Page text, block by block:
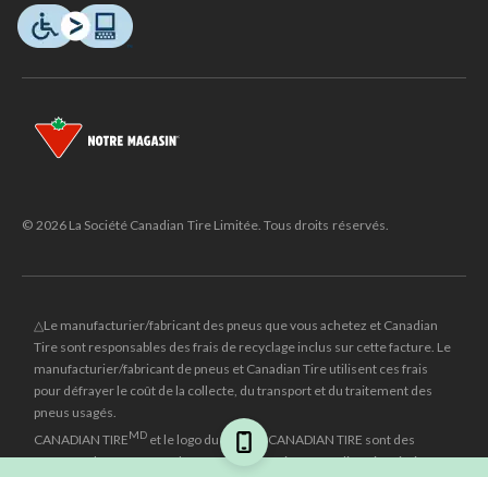
© 2026 La Société Canadian Tire Limitée. Tous droits réservés.
△Le manufacturier/fabricant des pneus que vous achetez et Canadian
Tire sont responsables des frais de recyclage inclus sur cette facture. Le
manufacturier/fabricant de pneus et Canadian Tire utilisent ces frais
pour défrayer le coût de la collecte, du transport et du traitement des
pneus usagés.
CANADIAN TIREMD et le logo du triangle CANADIAN TIRE sont des
marques de commerce déposées de la Société Canadian Tire Limitée.